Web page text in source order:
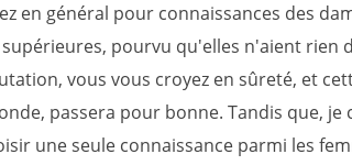
en général pour connaissances des
supérieures, pourvu qu'elles n'aient rien
vous vous croyez en sûreté, et
passera pour bonne. Tandis que,
une seule connaissance parmi les